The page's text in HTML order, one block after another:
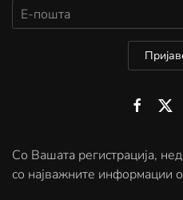
Со Вашата регистрација,
со најважните информации